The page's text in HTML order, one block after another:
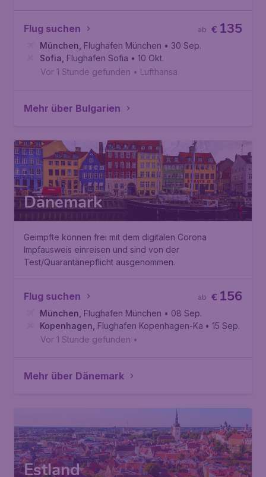
Flug suchen € 135
ab
München Flughafen München • 30 Sep.
Sofia Flughafen Sofia • 10 Okt.
Vor 1 Stunde gefunden • Lufthansa
Mehr über Bulgarien
Dänemark
Geimpfte können frei mit dem digitalen Corona
Impfausweis einreisen und sind von der
Test/Quarantänepflicht ausgenommen.
Flug suchen € 156
ab
München Flughafen München • 08 Sep.
Kopenhagen Flughafen Kopenhagen-Kastrup• 15 Sep.
Vor 1 Stunde gefunden •
Mehr über Dänemark
Estland